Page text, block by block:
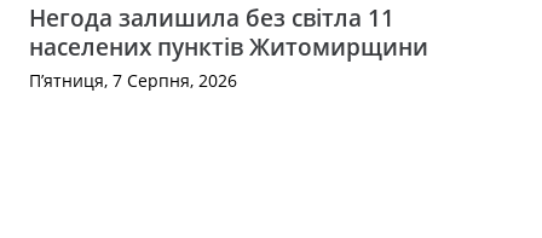
Негода залишила без світла 11
населених пунктів Житомирщини
П’ятниця, 7 Серпня, 2026